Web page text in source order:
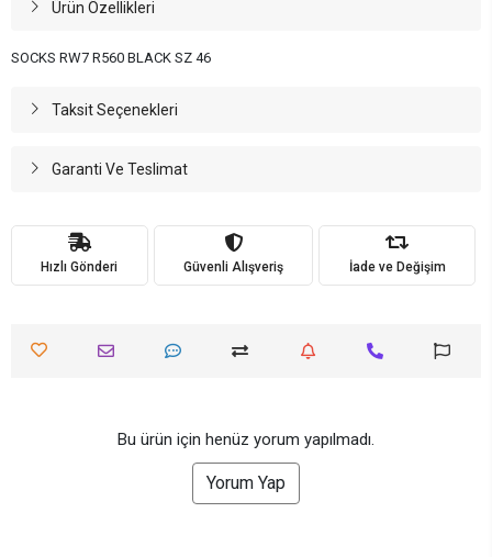
Ürün Özellikleri
SOCKS RW7 R560 BLACK SZ 46
Taksit Seçenekleri
Garanti Ve Teslimat
Hızlı Gönderi Güvenli Alışveriş İade ve Değişim
Bu ürün için henüz yorum yapılmadı.
Yorum Yap